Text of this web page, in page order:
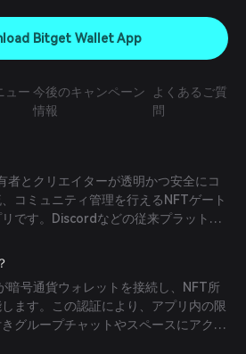
Bitget Wallet App
ュー 今後のキャンペーン
情報
よくあるご質
問
とクリエイターが透明かつ安全にコ
コミュニティ管理を行えるNFTゲート
です。Discordなどの従来プラットフ
問題を解決するために、トークン認
率的なコミュニティ管理ツールをひと
暗号通貨ウォレットを接続し、NFT所
ます。この認証により、アプリ内の限
グループチャットやスペースにアクセ
論に参加し、提案に投票し、コミュニ